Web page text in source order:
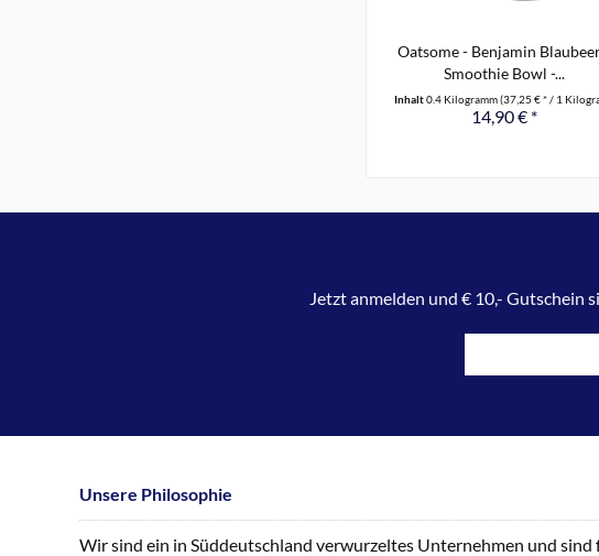
Oatsome - Benjamin
Smoothie Bowl -...
Inhalt0.4 Kilogramm(37,25 € * / 1
14,90 € *
Jetzt anmelden und € 10,- Gutschein
Unsere Philosophie
Wir sind ein in Süddeutschland verwurzeltes Unternehmen und sind